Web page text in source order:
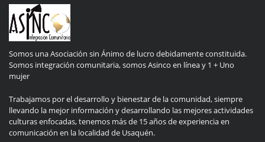
Somos una Asociación sin Ánimo de lucro debidamente constituida.
Somos integración comunitaria, somos Asinco en línea y 1 + Uno
mujer
Trabajamos por el desarrollo y bienestar de la comunidad, siempre
llevando la mejor información y desarrollando las mejores actividades
culturas enfocadas, tenemos más de 15 años de experiencia en
comunicación en la localidad de Usaquén.